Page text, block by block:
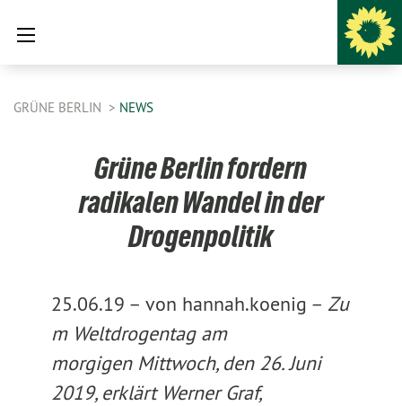
GRÜNE BERLIN NEWS
Grüne Berlin fordern
radikalen Wandel in der
Drogenpolitik
25.06.19 – von hannah.koenig – Zu
m Weltdrogentag am
morgigen Mittwoch, den 26. Juni
2019, erklärt Werner Graf,